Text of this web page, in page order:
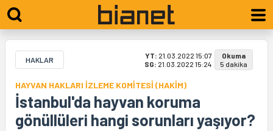
HAKLAR YT: 21.03.2022 15:07
SG: 21.03.2022 15:24
Okuma
5 dakika
HAYVAN HAKLARI İZLEME KOMİTESİ (HAKİM)
İstanbul'da hayvan koruma
gönüllüleri hangi sorunları yaşıyor?